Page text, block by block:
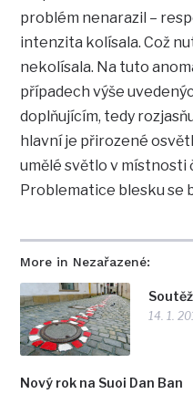
More in Nezařazené:
14. 1.
Nový rok na Suoi Dan Ban
problém nenarazil –
intenzita kolísala. Což
nekolísala. Na tuto
případech výše
doplňujícím, tedy
hlavní je přirozené
umělé světlo v místnosti
Problematice blesku se